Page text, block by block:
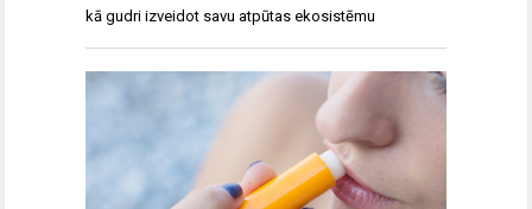
kā gudri izveidot savu atpūtas ekosistēmu